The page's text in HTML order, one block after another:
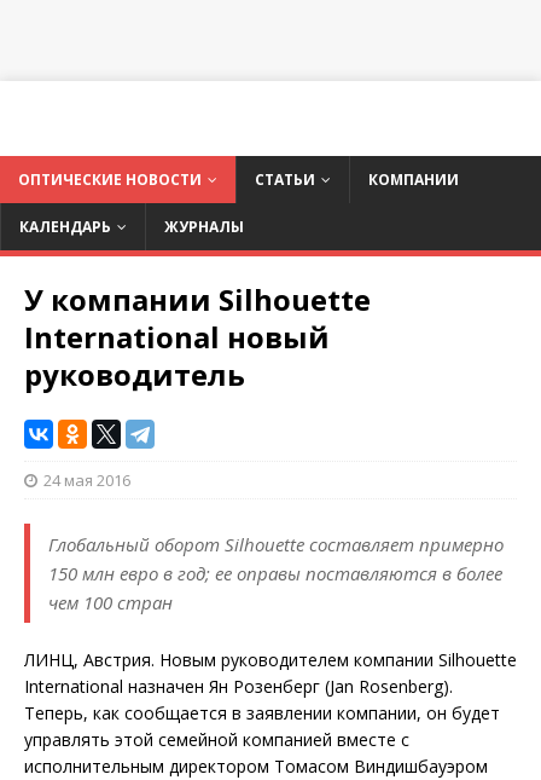
ОПТИЧЕСКИЕ НОВОСТИ СТАТЬИ КОМПАНИИ
КАЛЕНДАРЬ ЖУРНАЛЫ
У компании Silhouette
International новый
руководитель
24 мая 2016
Глобальный оборот Silhouette составляет примерно
150 млн евро в год; ее оправы поставляются в более
чем 100 стран
ЛИНЦ, Австрия. Новым руководителем компании Silhouette
International назначен Ян Розенберг (Jan Rosenberg).
Теперь, как сообщается в заявлении компании, он будет
управлять этой семейной компанией вместе с
исполнительным директором Томасом Виндишбауэром